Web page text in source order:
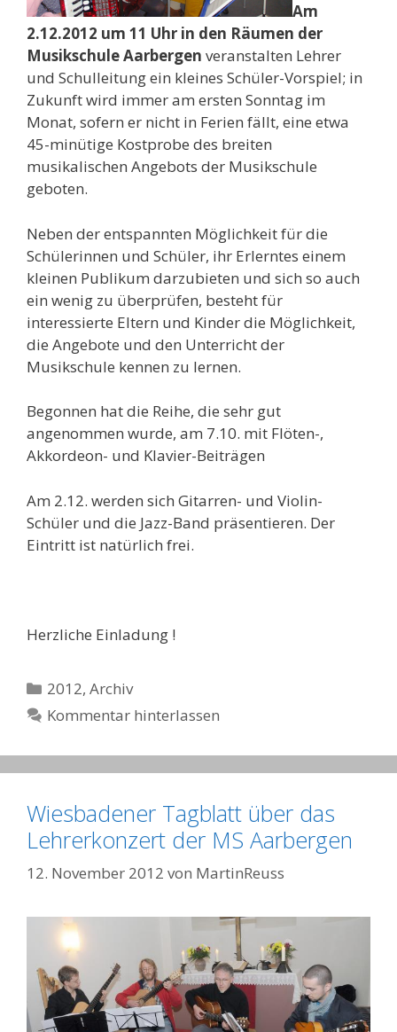
Am
2.12.2012 um 11 Uhr in den Räumen der
Musikschule Aarbergen veranstalten Lehrer
und Schulleitung ein kleines Schüler-Vorspiel; in
Zukunft wird immer am ersten Sonntag im
Monat, sofern er nicht in Ferien fällt, eine etwa
45-minütige Kostprobe des breiten
musikalischen Angebots der Musikschule
geboten.
Neben der entspannten Möglichkeit für die
Schülerinnen und Schüler, ihr Erlerntes einem
kleinen Publikum darzubieten und sich so auch
ein wenig zu überprüfen, besteht für
interessierte Eltern und Kinder die Möglichkeit,
die Angebote und den Unterricht der
Musikschule kennen zu lernen.
Begonnen hat die Reihe, die sehr gut
angenommen wurde, am 7.10. mit Flöten-,
Akkordeon- und Klavier-Beiträgen
Am 2.12. werden sich Gitarren- und Violin-
Schüler und die Jazz-Band präsentieren. Der
Eintritt ist natürlich frei.
Herzliche Einladung !
Kategorien
2012,Archiv
Kommentar hinterlassen
Wiesbadener Tagblatt über das
Lehrerkonzert der MS Aarbergen
12. November 2012 von MartinReuss